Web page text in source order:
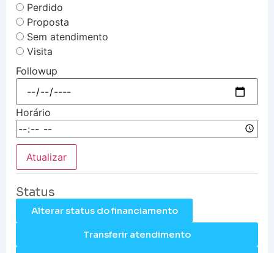
Perdido
Proposta
Sem atendimento
Visita
Followup
Horário
Atualizar
Status
Alterar status do financiamento
Transferir atendimento